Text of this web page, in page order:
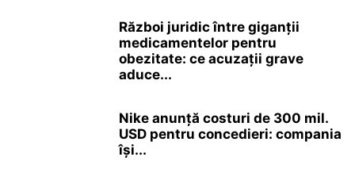
Război juridic între giganții
medicamentelor pentru
obezitate: ce acuzații grave
aduce...
Nike anunță costuri de 300 mil.
USD pentru concedieri: compania
își...